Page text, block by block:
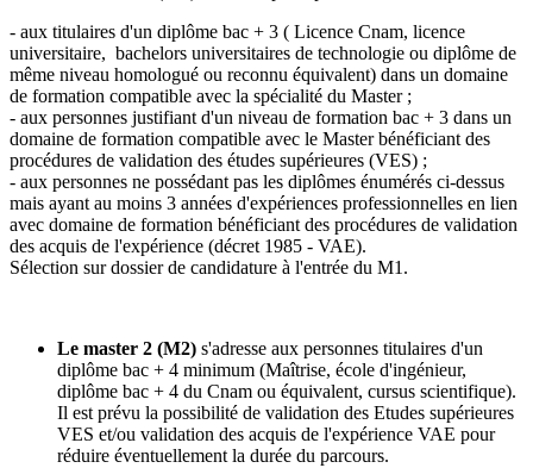
- aux titulaires d'un diplôme bac + 3 ( Licence Cnam, licence
universitaire, bachelors universitaires de technologie ou diplôme de
même niveau homologué ou reconnu équivalent) dans un domaine
de formation compatible avec la spécialité du Master ;
- aux personnes justifiant d'un niveau de formation bac + 3 dans un
domaine de formation compatible avec le Master bénéficiant des
procédures de validation des études supérieures (VES) ;
- aux personnes ne possédant pas les diplômes énumérés ci-dessus
mais ayant au moins 3 années d'expériences professionnelles en lien
avec domaine de formation bénéficiant des procédures de validation
des acquis de l'expérience (décret 1985 - VAE).
Sélection sur dossier de candidature à l'entrée du M1.
Le master 2 (M2) s'adresse aux personnes titulaires d'un
diplôme bac + 4 minimum (Maîtrise, école d'ingénieur,
diplôme bac + 4 du Cnam ou équivalent, cursus scientifique).
Il est prévu la possibilité de validation des Etudes supérieures
VES et/ou validation des acquis de l'expérience VAE pour
réduire éventuellement la durée du parcours.